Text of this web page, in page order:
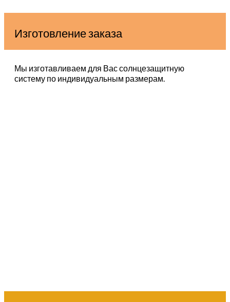
Изготовление заказа
Мы изготавливаем для Вас солнцезащитную
систему по индивидуальным размерам.